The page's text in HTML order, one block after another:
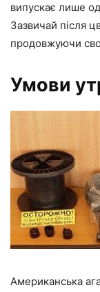
випускає лише
Зазвичай після
продовжуючи
Умови
Американська